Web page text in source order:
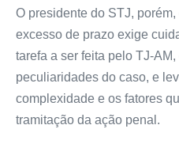
O presidente do STJ,
excesso de prazo exige
tarefa a ser feita pelo TJ-
peculiaridades do caso, e
complexidade e os fatores
tramitação da ação penal.